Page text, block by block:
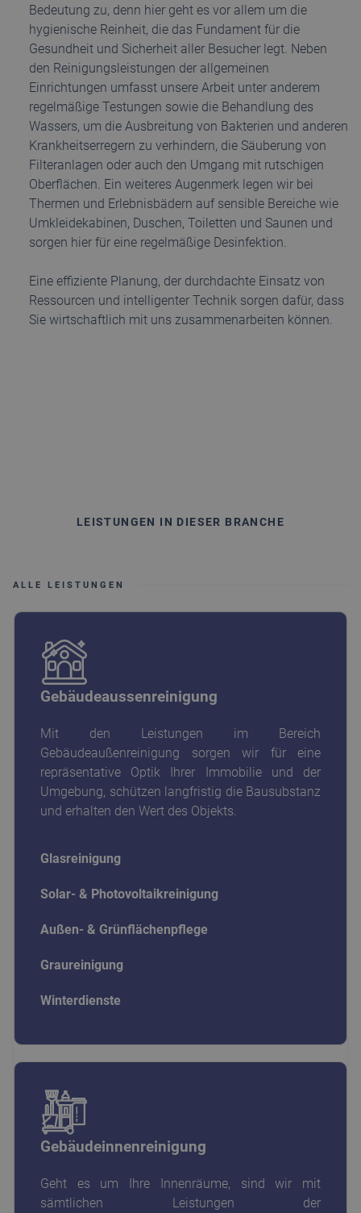
Bedeutung zu, denn hier geht es vor allem um die
hygienische Reinheit, die das Fundament für die
Gesundheit und Sicherheit aller Besucher legt. Neben
den Reinigungsleistungen der allgemeinen
Einrichtungen umfasst unsere Arbeit unter anderem
regelmäßige Testungen sowie die Behandlung des
Wassers, um die Ausbreitung von Bakterien und anderen
Krankheitserregern zu verhindern, die Säuberung von
Filteranlagen oder auch den Umgang mit rutschigen
Oberflächen. Ein weiteres Augenmerk legen wir bei
Thermen und Erlebnisbädern auf sensible Bereiche wie
Umkleidekabinen, Duschen, Toiletten und Saunen und
sorgen hier für eine regelmäßige Desinfektion.
Eine effiziente Planung, der durchdachte Einsatz von
Ressourcen und intelligenter Technik sorgen dafür, dass
Sie wirtschaftlich mit uns zusammenarbeiten können.
LEISTUNGEN IN DIESER BRANCHE
ALLE LEISTUNGEN
Gebäudeaussenreinigung
Mit den Leistungen im Bereich
Gebäudeaußenreinigung sorgen wir für eine
repräsentative Optik Ihrer Immobilie und der
Umgebung, schützen langfristig die Bausubstanz
und erhalten den Wert des Objekts.
Glasreinigung
Solar- & Photovoltaikreinigung
Außen- & Grünflächenpflege
Graureinigung
Winterdienste
Gebäudeinnenreinigung
Geht es um Ihre Innenräume, sind wir mit
sämtlichen Leistungen der